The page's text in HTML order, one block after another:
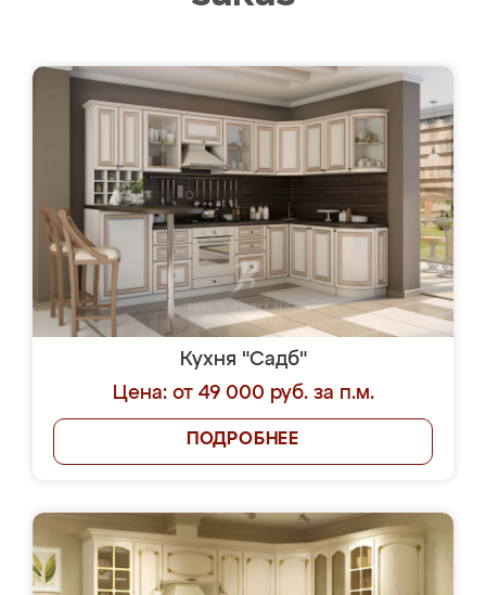
Кухня "Садб"
Цена: от 49 000 руб. за п.м.
ПОДРОБНЕЕ